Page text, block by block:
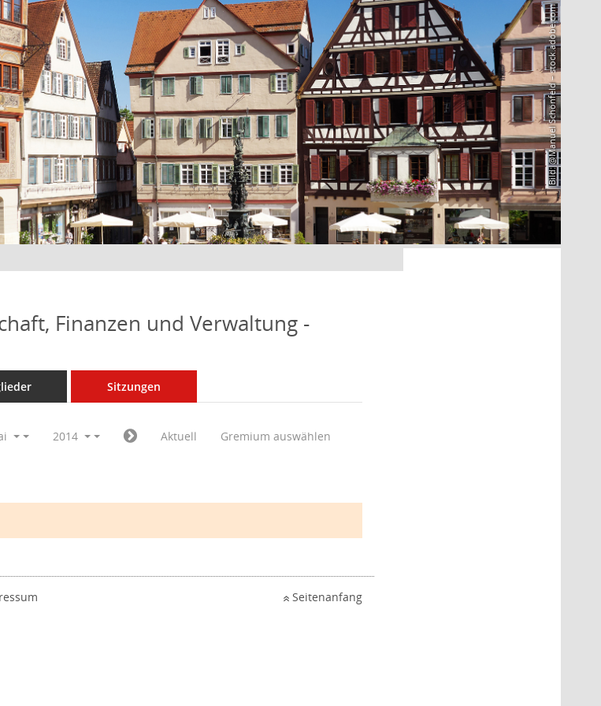
Bild: @Manuel Schönfeld – stock.adobe.com
Finanzen und Verwaltung -
Sitzungen
2014 Aktuell Gremium auswählen
Seitenanfang